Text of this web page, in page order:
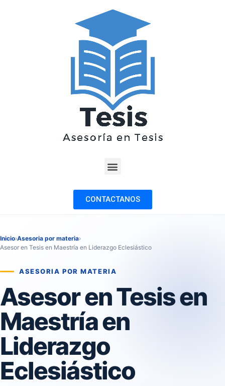
CONTACTANOS
Inicio›Asesoria por materia›
Asesor en Tesis en Maestría en Liderazgo Eclesiástico
ASESORIA POR MATERIA
Asesor en Tesis en
Maestría en
Liderazgo
Eclesiástico